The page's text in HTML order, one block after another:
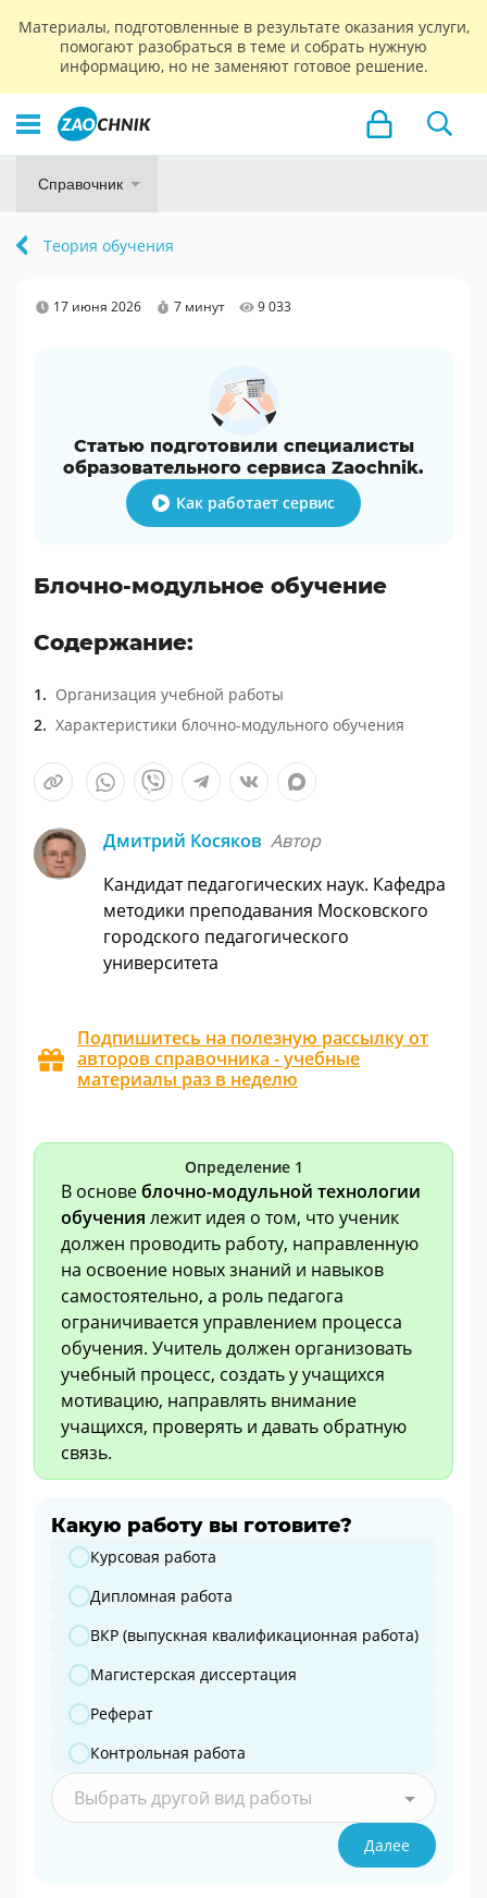
Материалы, подготовленные в результате оказания услуги,
помогают разобраться в теме и собрать нужную
информацию, но не заменяют готовое решение.
Справочник
Теория обучения
17 июня 2026 7 минут 9 033
Статью подготовили специалисты
образовательного сервиса Zaochnik.
Как работает сервис
Блочно-модульное обучение
Содержание:
Организация учебной работы
Характеристики блочно-модульного обучения
Дмитрий Косяков Автор
Кандидат педагогических наук. Кафедра
методики преподавания Московского
городского педагогического
университета
Подпишитесь на полезную рассылку от
авторов справочника - учебные
материалы раз в неделю
Определение 1
В основеблочно-модульной технологии
обучения лежит идея о том, что ученик
должен проводить работу, направленную
на освоение новых знаний и навыков
самостоятельно, а роль педагога
ограничивается управлением процесса
обучения. Учитель должен организовать
учебный процесс, создать у учащихся
мотивацию, направлять внимание
учащихся, проверять и давать обратную
связь.
Какую работу вы готовите?
Какую работу вы готовите?
Курсовая работа
Дипломная работа
ВКР (выпускная квалификационная работа)
Магистерская диссертация
Реферат
Контрольная работа
Выбрать другой вид работы
Далее